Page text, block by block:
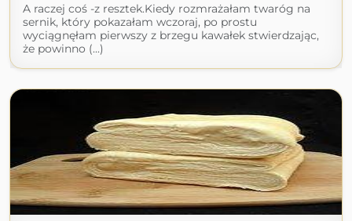
A raczej coś -z resztek.Kiedy rozmrażałam twaróg na
sernik, który pokazałam wczoraj, po prostu
wyciągnęłam pierwszy z brzegu kawałek stwierdzając,
że powinno (...)